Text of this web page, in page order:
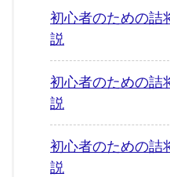
初心者のための
説
初心者のための
説
初心者のための
説